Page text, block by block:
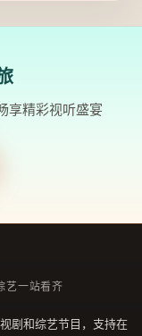
享精彩视听盛宴
艺一站看齐
剧和综艺节目，支持在